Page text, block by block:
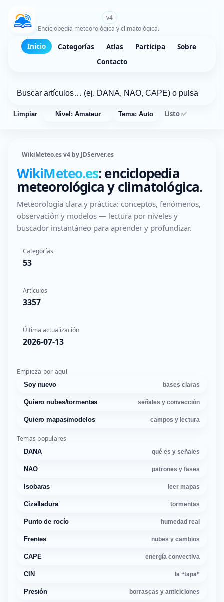
v4
Enciclopedia meteorológica y climatológica.
Inicio Categorías Atlas Participa
Sobre
Contacto
Limpiar Nivel: Amateur Tema: Auto Listo ✅
WikiMeteo.es v4 by JDServer.es
WikiMeteo.es: enciclopedia
meteorológica y climatológica.
Meteorología clara y práctica: conceptos, fenómenos,
observación y modelos — lectura por niveles y
buscador instantáneo para aprender y profundizar.
Categorías
53
Artículos
3357
Última actualización
2026-07-13
Empieza por aquí
Soy nuevo bases claras
Quiero nubes/tormentas señales y convección
Quiero mapas/modelos campos y lectura
Temas populares
DANA qué es y señales
NAO patrones y fases
Isobaras leer mapas
Cizalladura tormentas
Punto de rocío humedad real
Frentes nubes y cambios
CAPE energía convectiva
CIN la “tapa”
Presión borrascas y anticiclones